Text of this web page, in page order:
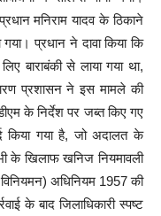
मनिराम यादव के ठिकाने
प्रधान ने दावा किया कि
बाराबंकी से लाया गया था,
प्रशासन ने इस मामले की
के निर्देश पर जब्त किए गए
किया गया है, जो अदालत के
के खिलाफ खनिज नियमावली
अधिनियम 1957 की
के बाद जिलाधिकारी स्पष्ट